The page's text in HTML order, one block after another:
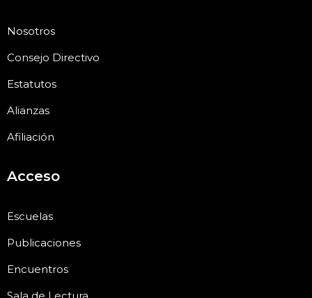
Nosotros
Consejo Directivo
Estatutos
Alianzas
Afiliación
Acceso
Escuelas
Publicaciones
Encuentros